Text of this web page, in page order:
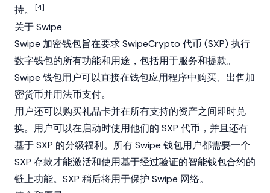
持。
[4]
关于 Swipe
Swipe 加密钱包旨在要求 SwipeCrypto 代币 (SXP) 执行
数字钱包的所有功能和用途，包括用于服务和提款。
Swipe 钱包用户可以直接在钱包应用程序中购买、出售加
密货币并用法币支付。
用户还可以购买礼品卡并在所有支持的资产之间即时兑
换。用户可以在启动时使用他们的 SXP 代币，并且还有
基于 SXP 的分级福利。所有 Swipe 钱包用户都需要一个
SXP 存款才能激活和使用基于经过验证的智能钱包合约的
链上功能。SXP 稍后将用于保护 Swipe 网络。